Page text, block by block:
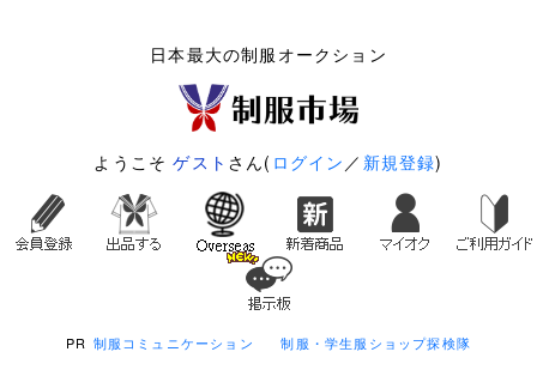
日本最大の制服オークション
ようこそゲスト さん( ログイン ／ 新規登録)
PR 制服コミュニケーション 制服・学生服ショップ探検隊